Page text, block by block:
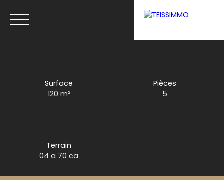
Surface
120 m²
Pièces
5
Terrain
04 a 70 ca